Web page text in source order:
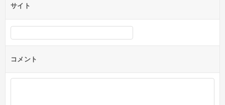
サイト
コメント